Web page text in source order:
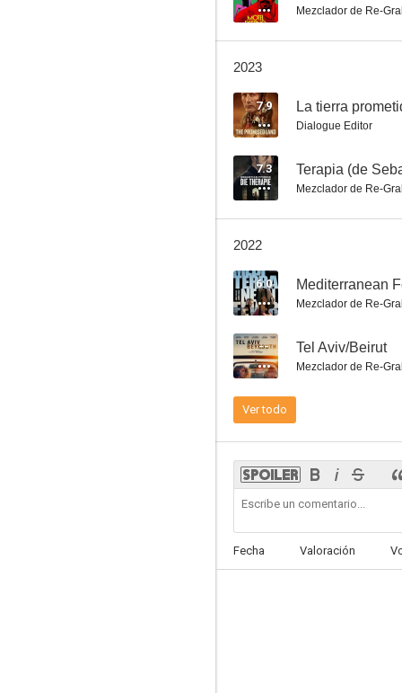
5.3
La batalla de Hadiza
--
Mezclador de Re-
2023
7.9 La tierra
Dialogue Editor
7.3 Terapia (de
Mezclador de Re-
2022
6.0 Mediterranean
Mezclador de Re-
-- Tel Aviv/Beirut
Mezclador de Re-
Ver todo
Fecha Valoración